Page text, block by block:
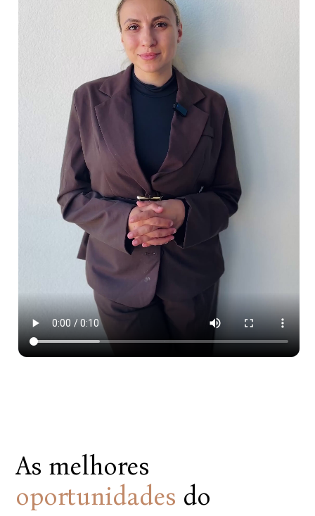
As melhores
oportunidades do